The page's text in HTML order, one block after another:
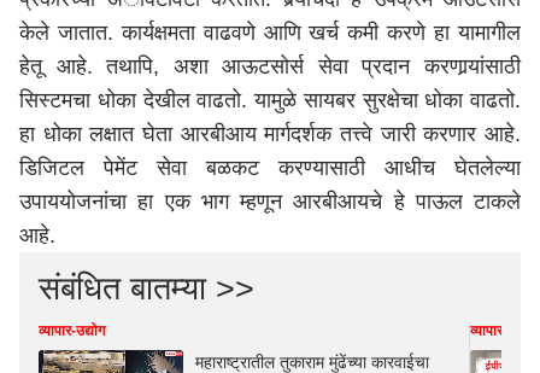
केले जातात. कार्यक्षमता वाढवणे आणि खर्च कमी करणे हा यामागील
हेतू आहे. तथापि, अशा आऊटसोर्स सेवा प्रदान करणार्‍यांसाठी
सिस्टमचा धोका देखील वाढतो. यामुळे सायबर सुरक्षेचा धोका वाढतो.
हा धोका लक्षात घेता आरबीआय मार्गदर्शक तत्त्वे जारी करणार आहे.
डिजिटल पेमेंट सेवा बळकट करण्यासाठी आधीच घेतलेल्या
उपाययोजनांचा हा एक भाग म्हणून आरबीआयचे हे पाऊल टाकले
आहे.
संबंधित बातम्या >>
व्यापार-उद्योग
महाराष्ट्रातील तुकाराम मुंढेंच्या कारवाईचा
व्यापार-उद्योग